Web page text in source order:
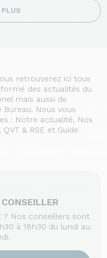
retrouverez ici tous
des actualités du
mais aussi de
Nous vous
: Notre actualité, Nos
& RSE et Guide
PLUS
? Nos conseillers sont
à 18h30 du lundi au